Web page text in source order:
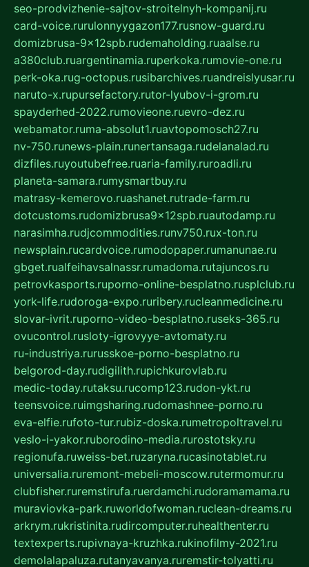
seo-prodvizhenie-sajtov-stroitelnyh-kompanij.ru
card-voice.rurulonnyygazon177.rusnow-guard.ru
domizbrusa-9x12spb.rudemaholding.ruaalse.ru
a380club.ruargentinamia.ruperkoka.rumovie-one.ru
perk-oka.rug-octopus.rusibarchives.ruandreislyusar.ru
naruto-x.rupursefactory.rutor-lyubov-i-grom.ru
spayderhed-2022.rumovieone.ruevro-dez.ru
webamator.ruma-absolut1.ruavtopomosch27.ru
nv-750.runews-plain.runertansaga.rudelanalad.ru
dizfiles.ruyoutubefree.ruaria-family.ruroadli.ru
planeta-samara.rumysmartbuy.ru
matrasy-kemerovo.ruashanet.rutrade-farm.ru
dotcustoms.rudomizbrusa9x12spb.ruautodamp.ru
narasimha.rudjcommodities.runv750.rux-ton.ru
newsplain.rucardvoice.rumodopaper.rumanunae.ru
gbget.rualfeihavsalnassr.rumadoma.rutajuncos.ru
petrovkasports.ruporno-online-besplatno.rusplclub.ru
york-life.rudoroga-expo.ruribery.rucleanmedicine.ru
slovar-ivrit.ruporno-video-besplatno.ruseks-365.ru
ovucontrol.rusloty-igrovyye-avtomaty.ru
ru-industriya.rurusskoe-porno-besplatno.ru
belgorod-day.rudigilith.rupichkurovlab.ru
medic-today.rutaksu.rucomp123.rudon-ykt.ru
teensvoice.ruimgsharing.rudomashnee-porno.ru
eva-elfie.rufoto-tur.rubiz-doska.rumetropoltravel.ru
veslo-i-yakor.ruborodino-media.rurostotsky.ru
regionufa.ruweiss-bet.ruzaryna.rucasinotablet.ru
universalia.ruremont-mebeli-moscow.rutermomur.ru
clubfisher.ruremstirufa.ruerdamchi.rudoramamama.ru
muraviovka-park.ruworldofwoman.ruclean-dreams.ru
arkrym.rukristinita.rudircomputer.ruhealthenter.ru
textexperts.rupivnaya-kruzhka.rukinofilmy-2021.ru
demolalapaluza.rutanyavanya.ruremstir-tolyatti.ru